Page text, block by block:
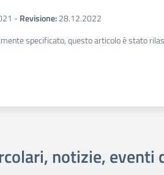
-Revisione:28.12.2022
specificato, questo articolo è stato
notizie, eventi